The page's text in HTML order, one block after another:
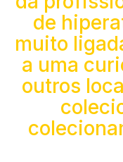
de
muito
a uma
outros